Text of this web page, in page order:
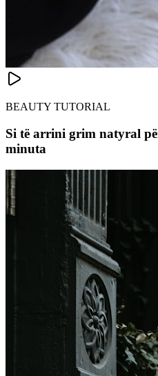
BEAUTY TUTORIAL
Si të arrini grim natyral
minuta